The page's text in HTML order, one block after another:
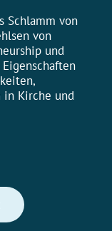
Schlamm von
von
und
in Kirche und